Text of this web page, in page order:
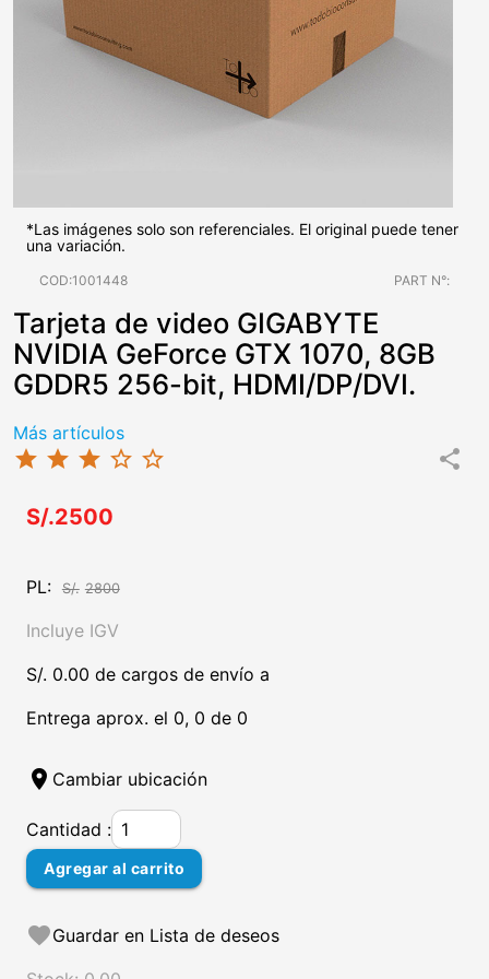
*Las imágenes solo son referenciales. El original puede tener
una variación.
COD:1001448 PART N°:
Tarjeta de video GIGABYTE
NVIDIA GeForce GTX 1070, 8GB
GDDR5 256-bit, HDMI/DP/DVI.
Más artículos
star star star star_border star_border share
S/.2500
PL: S/. 2800
Incluye IGV
S/. 0.00 de cargos de envío a
Entrega aprox. el 0, 0 de 0
location_on Cambiar ubicación
Cantidad :
Agregar al carrito
favoriteGuardar en Lista de deseos